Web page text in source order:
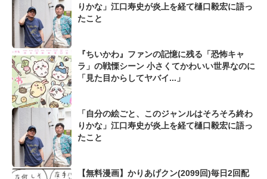
りかな」江口寿史が炎上を経て樋口毅宏に語っ
たこと
『ちいかわ』ファンの記憶に残る「恐怖キャ
ラ」の戦慄シーン 小さくてかわいい世界なのに
「見た目からしてヤバイ...」
「自分の絵ごと、このジャンルはそろそろ終わ
りかな」江口寿史が炎上を経て樋口毅宏に語っ
たこと
【無料漫画】かりあげクン(2099回)毎日2回配